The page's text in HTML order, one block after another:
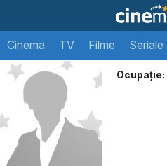
Cinema TV Filme Seriale
Ocupație: